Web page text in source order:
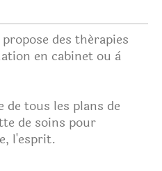
des thérapies
en cabinet ou à
de tous les plans de
de soins pour
l'esprit.